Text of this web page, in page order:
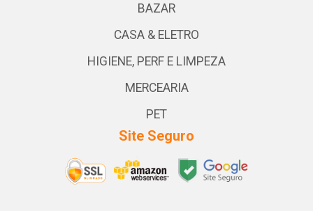
BAZAR
CASA & ELETRO
HIGIENE, PERF E LIMPEZA
MERCEARIA
PET
Site Seguro